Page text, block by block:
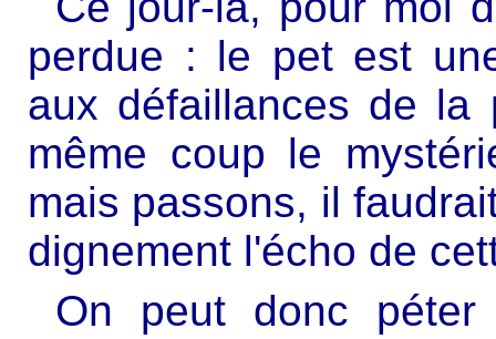
perdue : le pet est
aux défaillances de la
même coup le
mais passons, il
dignement l'écho de
On peut donc péter